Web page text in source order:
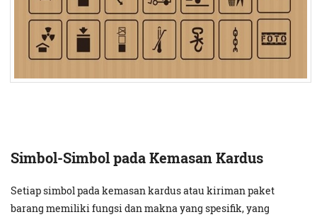
Simbol-Simbol pada Kemasan Kardus
Setiap simbol pada kemasan kardus atau kiriman paket
barang memiliki fungsi dan makna yang spesifik, yang